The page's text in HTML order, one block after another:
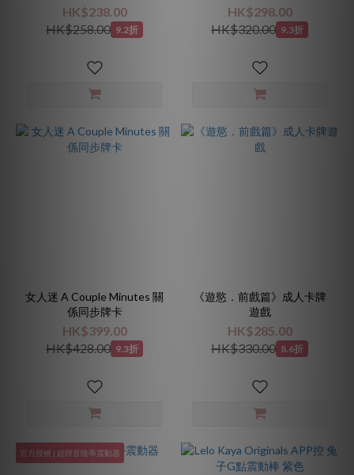
HK$238.00
HK$258.00 9.2折
HK$298.00
HK$320.00 9.3折
女人迷 A Couple Minutes 關
係同步牌卡
HK$399.00
HK$428.00 9.3折
《遊慾．前戲篇》成人卡牌
遊戲
HK$285.00
HK$330.00 8.6折
官方授權 | 超靜音陰蒂震動器